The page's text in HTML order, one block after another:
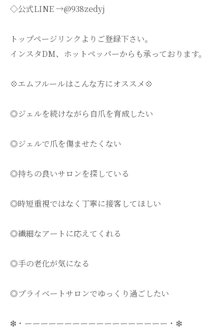
◇公式LINE →@938zedyj
トップページリンクよりご登録下さい。
インスタDM、ホットペッパーからも承っております。
💠エムフルールはこんな方にオススメ💠
◎ジェルを続けながら自爪を育成したい
◎ジェルで爪を傷ませたくない
◎持ちの良いサロンを探している
◎時短重視ではなく丁寧に接客してほしい
◎繊細なアートに応えてくれる
◎手の老化が気になる
◎プライベートサロンでゆっくり過ごしたい
❇・ーーーーーーーーーーーーーーーーーー・❇